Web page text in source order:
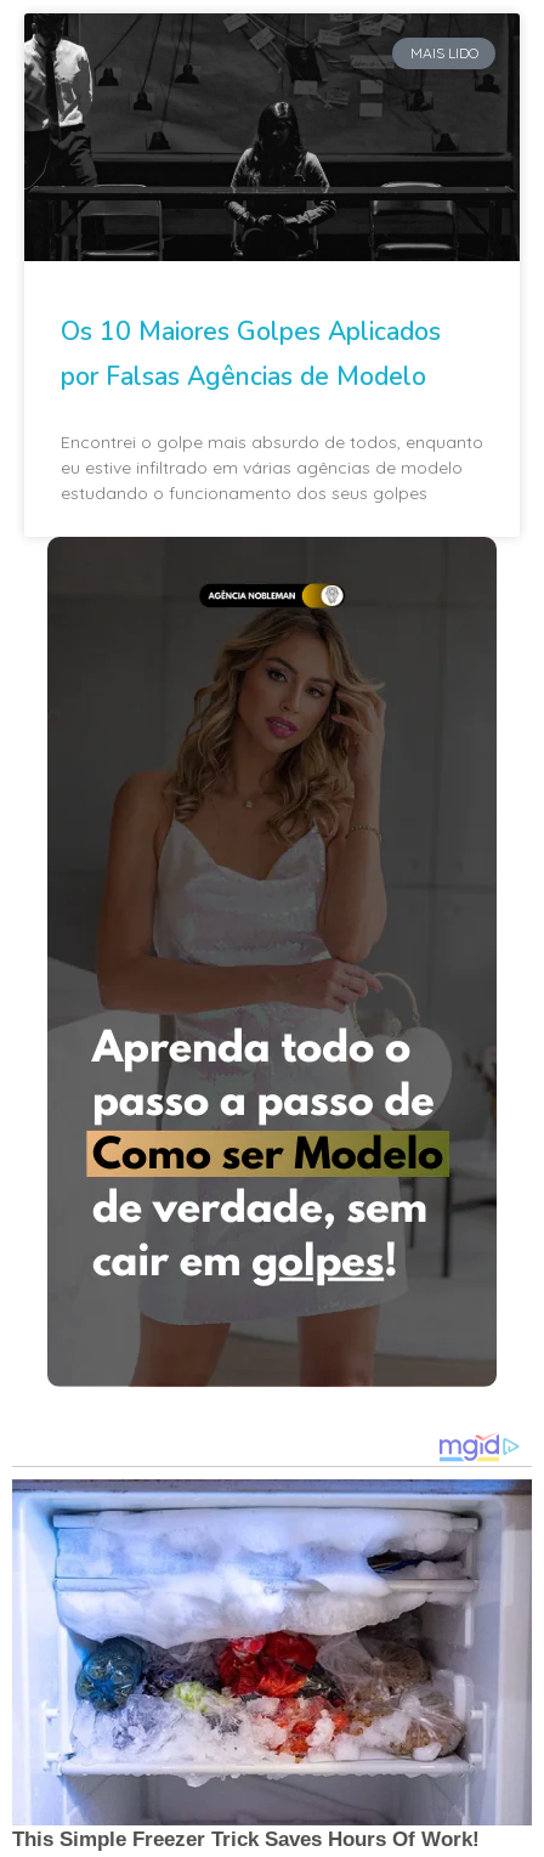
MAIS LIDO
Os 10 Maiores Golpes Aplicados
por Falsas Agências de Modelo
Encontrei o golpe mais absurdo de todos, enquanto
eu estive infiltrado em várias agências de modelo
estudando o funcionamento dos seus golpes